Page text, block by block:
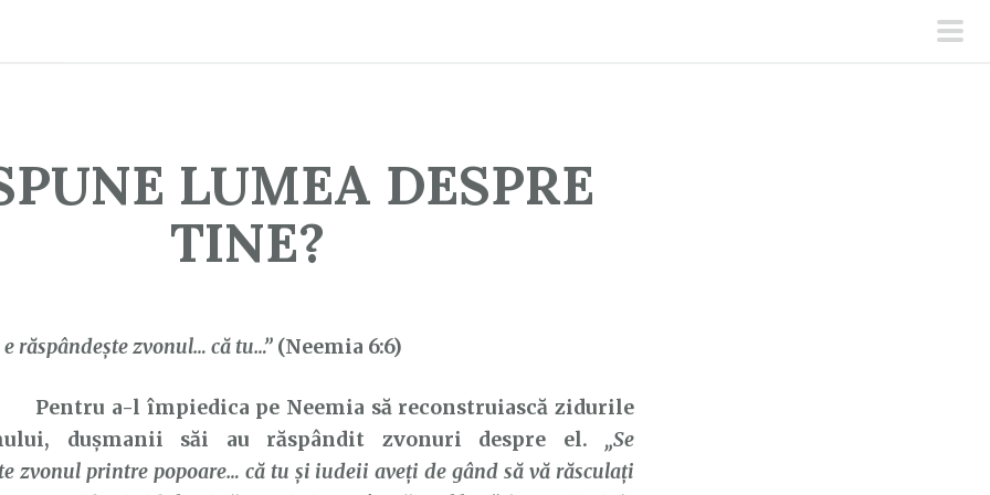
LUMEA DESPRE
TINE?
e răspândeşte zvonul… că tu…” (Neemia 6:6)
Pentru a-l împiedica pe Neemia să reconstruiască zidurile
dușmanii săi au răspândit zvonuri despre el. „Se
zvonul printre popoare… că tu şi iudeii aveţi de gând să vă răsculaţi